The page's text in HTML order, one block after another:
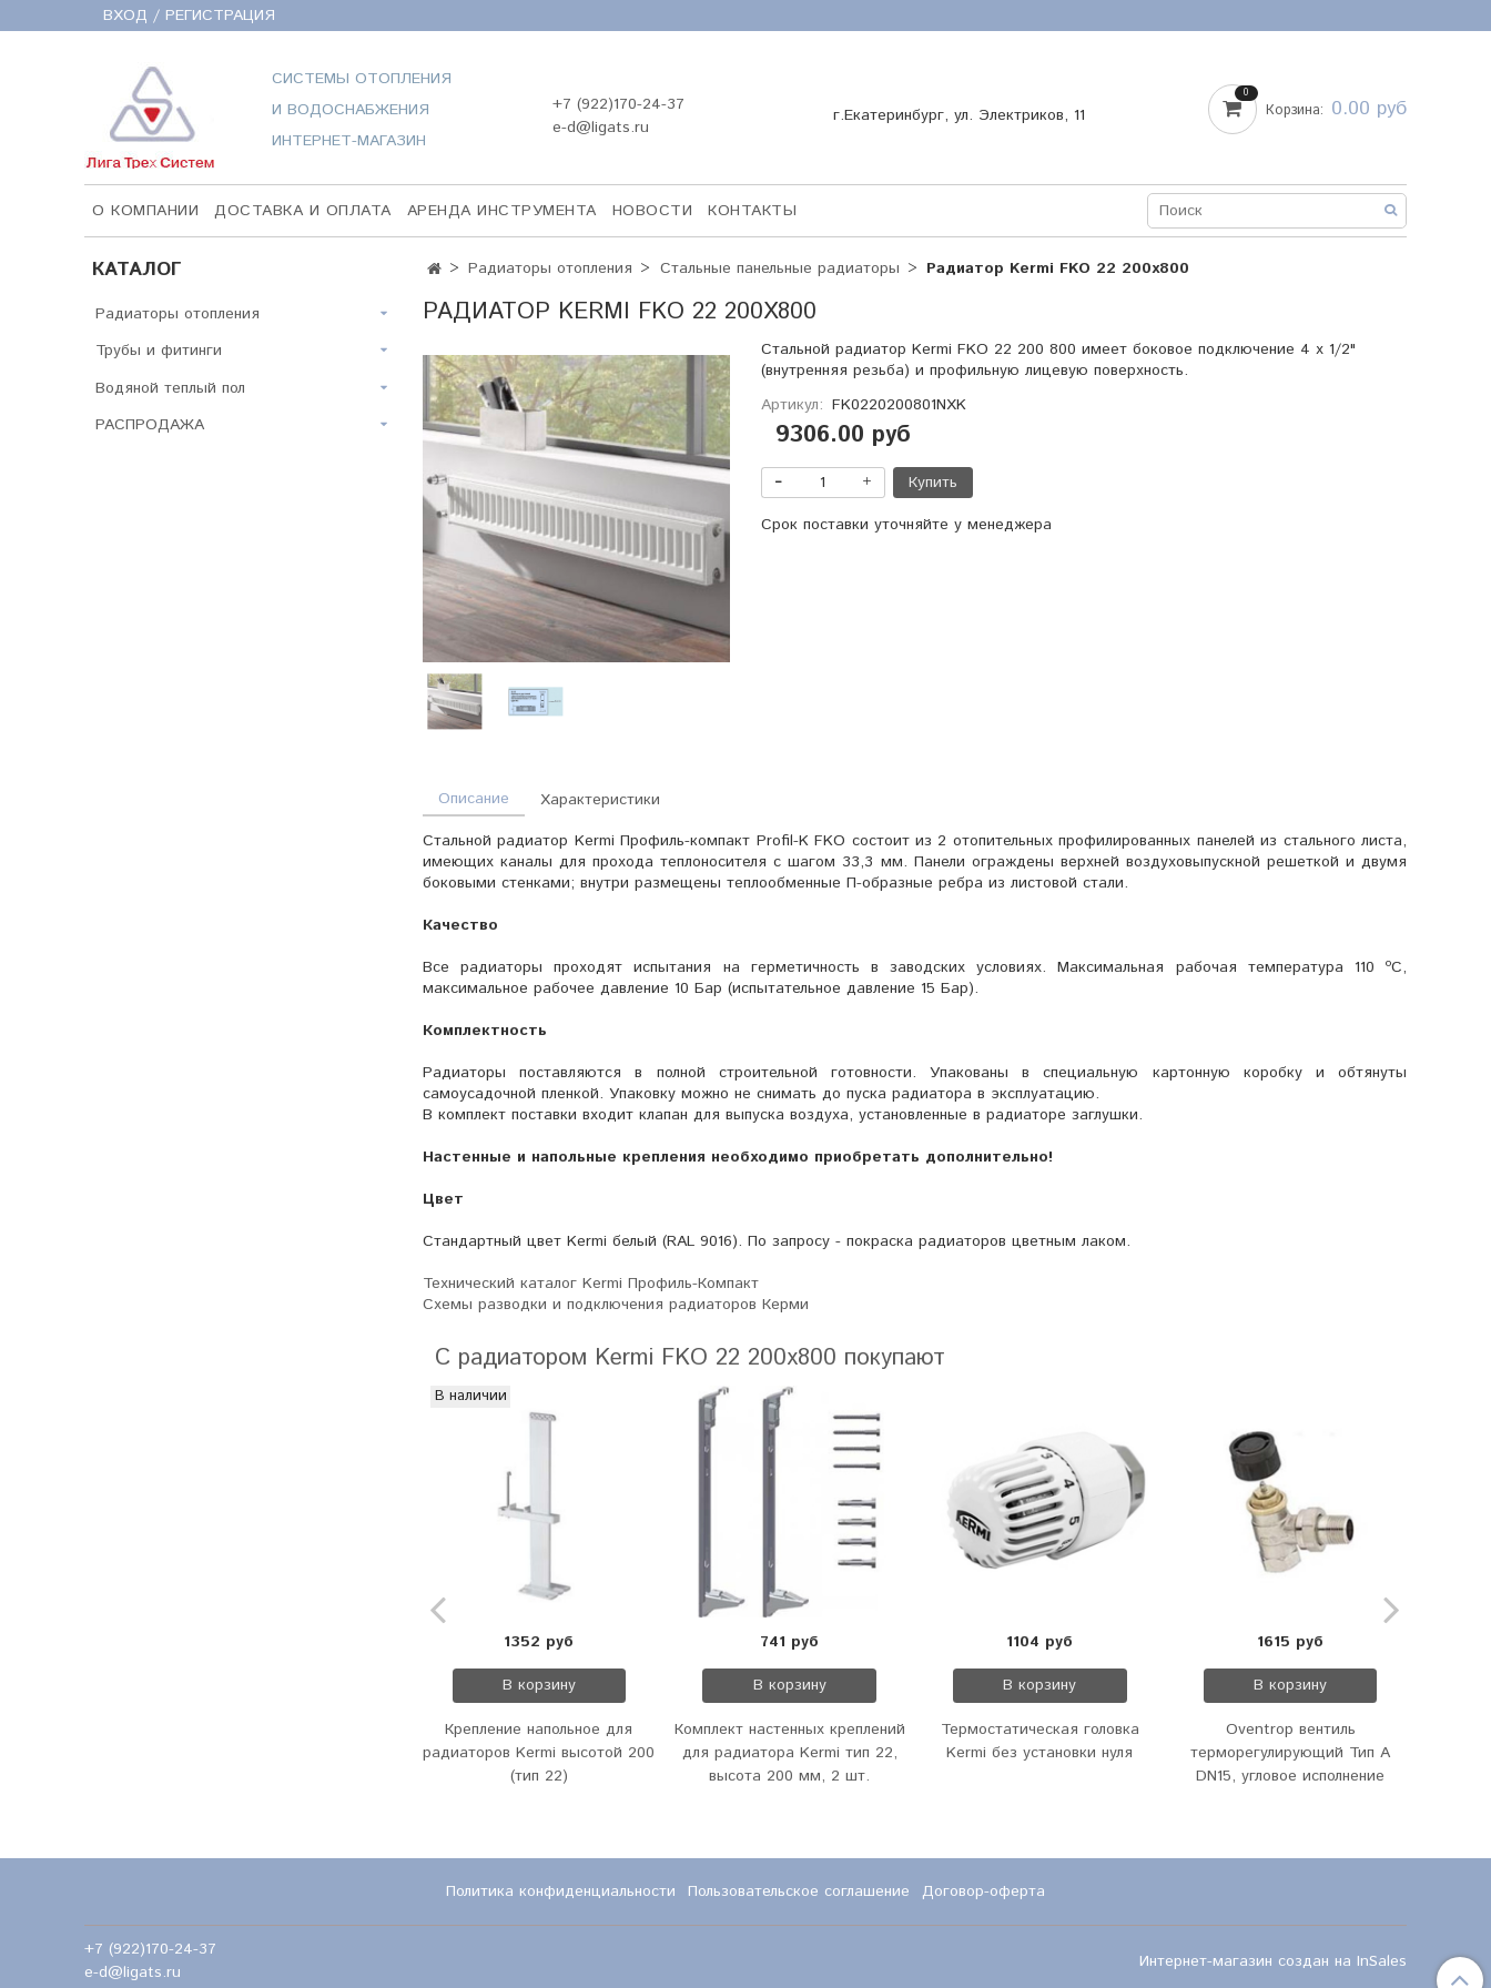
ВХОД / РЕГИСТРАЦИЯ
СИСТЕМЫ ОТОПЛЕНИЯ
И ВОДОСНАБЖЕНИЯ
ИНТЕРНЕТ-МАГАЗИН
+7 (922)170-24-37
e-d@ligats.ru
г.Екатеринбург, ул. Электриков, 11
0
Корзина: 0.00 руб
О КОМПАНИИ ДОСТАВКА И ОПЛАТА АРЕНДА ИНСТРУМЕНТА НОВОСТИ КОНТАКТЫ
Радиаторы отопления Стальные панельные радиаторы Радиатор Kermi FKO 22 200х800
РАДИАТОР KERMI FKO 22 200Х800
Стальной радиатор Kermi FKO 22 200 800 имеет боковое подключение 4 х 1/2"
(внутренняя резьба) и профильную лицевую поверхность.
Артикул: FK0220200801NXK
9306.00 руб
Купить
Срок поставки уточняйте у менеджера
Описание
Стальной радиатор Kermi Профиль-компакт Profil-K FKO состоит из 2 отопительных профилированных панелей из стального листа,
имеющих каналы для прохода теплоносителя с шагом 33,3 мм. Панели ограждены верхней воздуховыпускной решеткой и двумя
боковыми стенками; внутри размещены теплообменные П-образные ребра из листовой стали.
Качество
Все радиаторы проходят испытания на герметичность в заводских условиях. Максимальная рабочая температура 110 ºС,
максимальное рабочее давление 10 Бар (испытательное давление 15 Бар).
Комплектность
Радиаторы поставляются в полной строительной готовности. Упакованы в специальную картонную коробку и обтянуты
самоусадочной пленкой. Упаковку можно не снимать до пуска радиатора в эксплуатацию.
В комплект поставки входит клапан для выпуска воздуха, установленные в радиаторе заглушки.
Настенные и напольные крепления необходимо приобретать дополнительно!
Цвет
Стандартный цвет Kermi белый (RAL 9016). По запросу - покраска радиаторов цветным лаком.
Технический каталог Kermi Профиль-Компакт
Схемы разводки и подключения радиаторов Керми
Характеристики
С радиатором Kermi FKO 22 200х800 покупают
В наличии
1352 руб
В корзину
Крепление напольное для
радиаторов Kermi высотой 200
(тип 22)
741 руб
В корзину
Комплект настенных креплений
для радиатора Kermi тип 22,
высота 200 мм, 2 шт.
1104 руб
В корзину
Термостатическая головка
Kermi без установки нуля
1615 руб
В корзину
Oventrop вентиль
терморегулирующий Тип А
DN15, угловое исполнение
КАТАЛОГ
Радиаторы отопления
Трубы и фитинги
Водяной теплый пол
РАСПРОДАЖА
Политика конфиденциальности Пользовательское соглашение Договор-оферта
+7 (922)170-24-37
e-d@ligats.ru
Интернет-магазин создан на InSales